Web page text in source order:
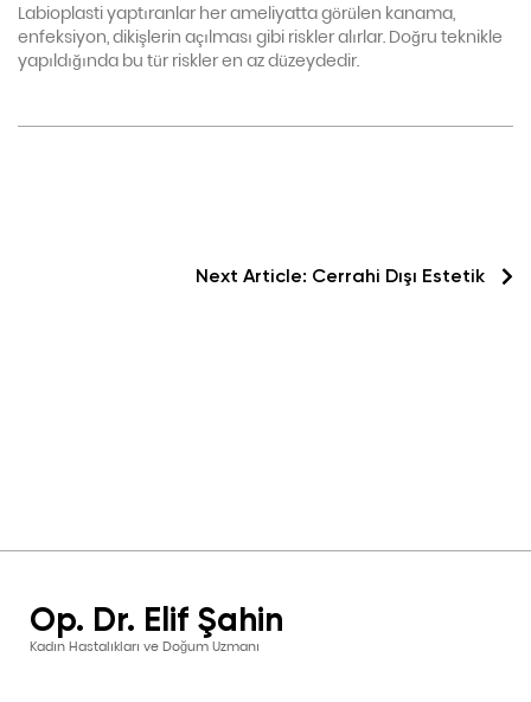
Labioplasti yaptıranlar her ameliyatta görülen kanama,
enfeksiyon, dikişlerin açılması gibi riskler alırlar. Doğru teknikle
yapıldığında bu tür riskler en az düzeydedir.
Next Article: Cerrahi Dışı Estetik
Op. Dr. Elif Şahin
Kadın Hastalıkları ve Doğum Uzmanı